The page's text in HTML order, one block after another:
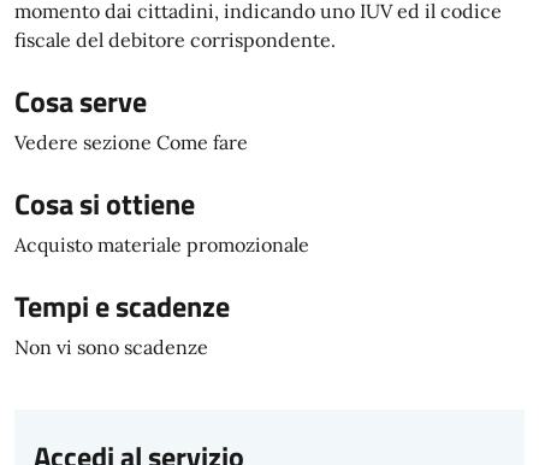
momento dai cittadini, indicando uno IUV ed il codice
fiscale del debitore corrispondente.
Cosa serve
Vedere sezione Come fare
Cosa si ottiene
Acquisto materiale promozionale
Tempi e scadenze
Non vi sono scadenze